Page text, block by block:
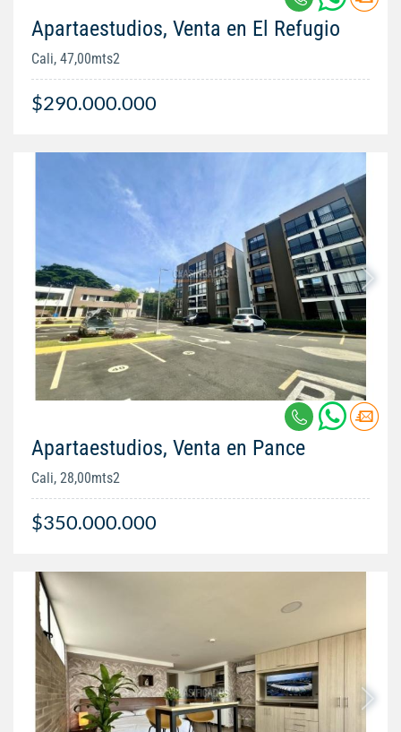
Apartaestudios, Venta en El Refugio
Cali, 47,00mts2
$290.000.000
Apartaestudios, Venta en Pance
Cali, 28,00mts2
$350.000.000